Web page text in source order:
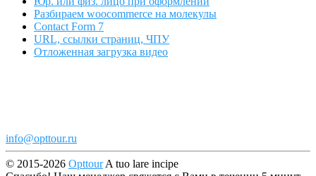
Разбираем woocommerce на молекулы
Contact Form 7
URL, ссылки страниц, ЧПУ
Отложенная загрузка видео
info@opttour.ru
© 2015-2026 OpttourA tuo lare incipe